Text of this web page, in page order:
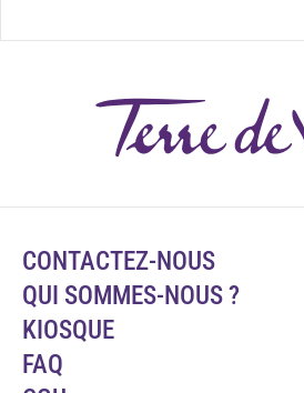
CONTACTEZ-NOUS
QUI SOMMES-NOUS ?
KIOSQUE
FAQ